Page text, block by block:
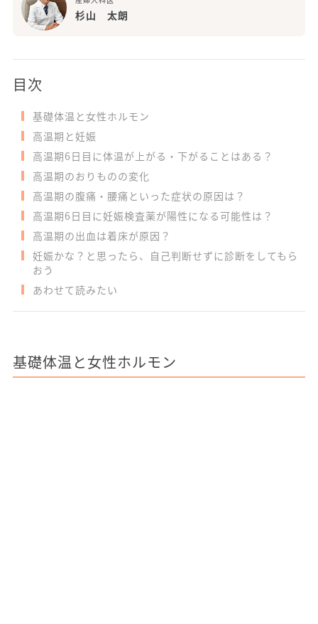
杉山 太朗
目次
基礎体温と女性ホルモン
高温期と妊娠
高温期6日目に体温が上がる・下がることはある？
高温期のおりものの変化
高温期の腹痛・腰痛といった症状の原因は？
高温期6日目に妊娠検査薬が陽性になる可能性は？
高温期の出血は着床が原因？
妊娠かな？と思ったら、自己判断せずに診断をしてもら
おう
あわせて読みたい
基礎体温と女性ホルモン